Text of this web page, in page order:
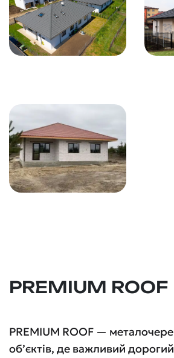
PREMIUM ROOF
PREMIUM ROOF —
об’єктів, де важливий